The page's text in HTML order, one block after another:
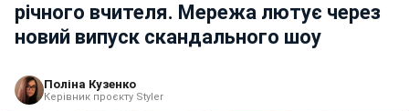
річного вчителя. Мережа лютує через
новий випуск скандального шоу
Поліна Кузенко
Керівник проєкту Styler